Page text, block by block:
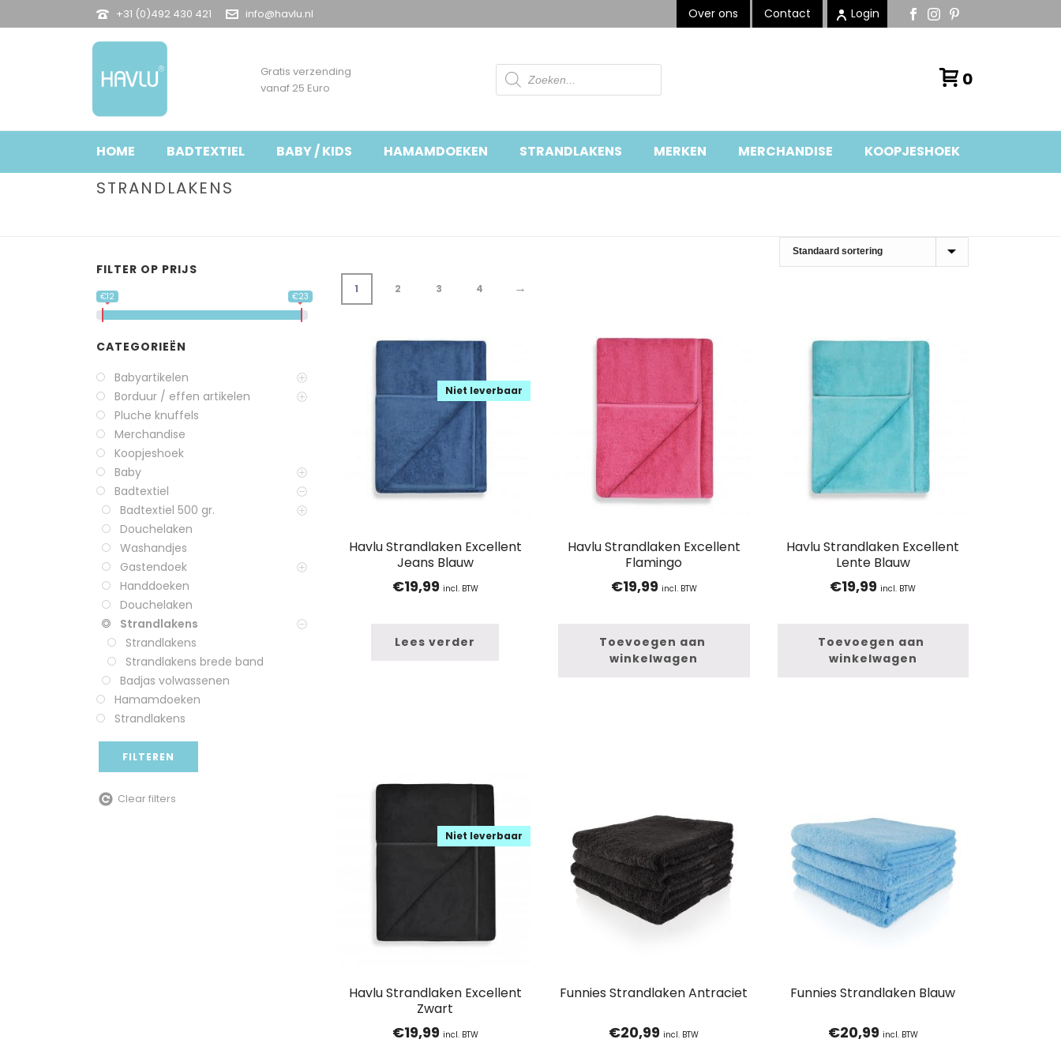
+31 (0)492 430 421 info@havlu.nl Over ons Contact Login
Gratis verzending
vanaf 25 Euro
Producten
zoeken 0
HOME BADTEXTIEL BABY / KIDS HAMAMDOEKEN STRANDLAKENS MERKEN MERCHANDISE KOOPJESHOEK
STRANDLAKENS
1 2 3 4 →
Havlu Strandlaken Excellent
Jeans Blauw
Niet leverbaar
€19,99 incl. BTW
Lees verder
Havlu Strandlaken Excellent
Flamingo
€19,99 incl. BTW
Toevoegen aan
winkelwagen
Havlu Strandlaken Excellent
Lente Blauw
€19,99 incl. BTW
Toevoegen aan
winkelwagen
Havlu Strandlaken Excellent
Zwart
Niet leverbaar
€19,99 incl. BTW
Funnies Strandlaken Antraciet
€20,99 incl. BTW
Funnies Strandlaken Blauw
€20,99 incl. BTW
FILTER OP PRIJS
€12 €23
CATEGORIEËN
Babyartikelen
Borduur / effen artikelen
Pluche knuffels
Merchandise
Koopjeshoek
Baby
Badtextiel
Badtextiel 500 gr.
Douchelaken
Washandjes
Gastendoek
Handdoeken
Douchelaken
Strandlakens
Strandlakens
Strandlakens brede band
Badjas volwassenen
Hamamdoeken
Strandlakens
FILTEREN
Clear filters